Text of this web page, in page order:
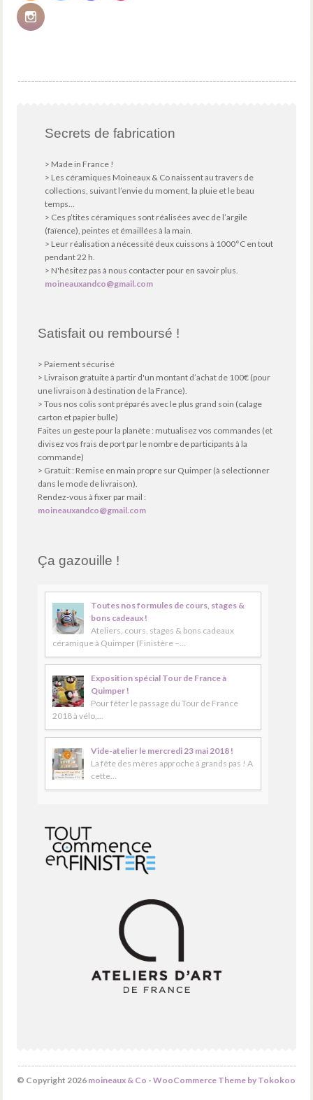
Secrets de fabrication
> Made in France !
> Les céramiques Moineaux & Co naissent au travers de
collections, suivant l’envie du moment, la pluie et le beau
temps...
> Ces p’tites céramiques sont réalisées avec de l’argile
(faïence), peintes et émaillées à la main.
> Leur réalisation a nécessité deux cuissons à 1000°C en tout
pendant 22 h.
> N'hésitez pas à nous contacter pour en savoir plus.
moineauxandco@gmail.com
Satisfait ou remboursé !
> Paiement sécurisé
> Livraison gratuite à partir d'un montant d’achat de 100€ (pour
une livraison à destination de la France).
> Tous nos colis sont préparés avec le plus grand soin (calage
carton et papier bulle)
Faites un geste pour la planète : mutualisez vos commandes (et
divisez vos frais de port par le nombre de participants à la
commande)
> Gratuit : Remise en main propre sur Quimper (à sélectionner
dans le mode de livraison).
Rendez-vous à fixer par mail :
moineauxandco@gmail.com
Ça gazouille !
Toutes nos formules de cours, stages &
bons cadeaux !
Ateliers, cours, stages & bons cadeaux
céramique à Quimper (Finistère –…
Exposition spécial Tour de France à
Quimper !
Pour fêter le passage du Tour de France
2018 à vélo,…
Vide-atelier le mercredi 23 mai 2018 !
La fête des mères approche à grands pas ! A
cette…
© Copyright 2026 moineaux & Co - WooCommerce Theme by Tokokoo